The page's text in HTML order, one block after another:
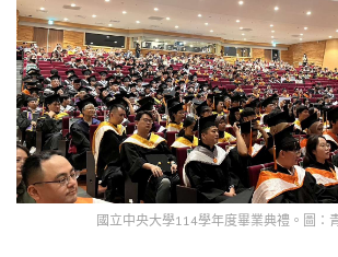
國立中央大學114學年度畢業典禮。圖：